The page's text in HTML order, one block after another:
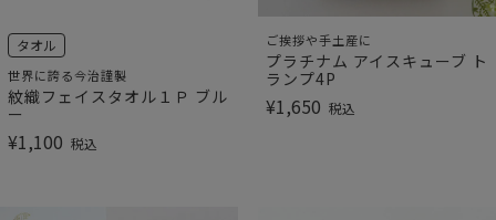
タオル
世界に誇る今治謹製
紋織フェイスタオル１Ｐ ブル
ー
¥1,100 税込
ご挨拶や手土産に
プラチナム アイスキューブ ト
ランプ4P
¥1,650 税込